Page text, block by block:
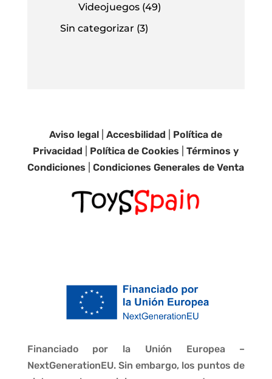
Videojuegos (49)
Sin categorizar (3)
Aviso legal |Accesbilidad
Política de
Privacidad
Política de Cookies |Términos y
Condiciones |Condiciones Generales de Venta
Financiado por la Unión Europea –
NextGenerationEU. Sin embargo, los puntos de